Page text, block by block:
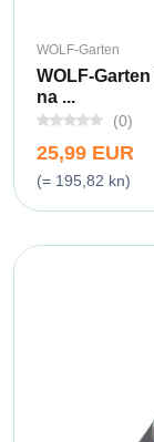
WOLF-Garten
WOLF-
na ...
(0)
25,99 EUR
(= 195,82 kn)